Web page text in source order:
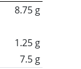
8.75 g
1.25 g
7.5 g